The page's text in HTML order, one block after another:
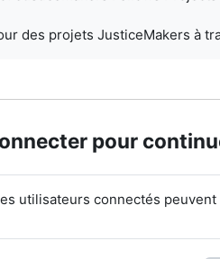
des projets JusticeMakers à
pour
utilisateurs connectés